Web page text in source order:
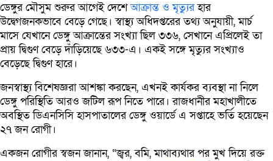
ডেঙ্গুর মৌসুম শুরুর আগেই দেশেআক্রান্ত ও মৃত্যুরহার
উদ্বেগজনকভাবে বেড়ে গেছে। স্বাস্থ্য অধিদপ্তরের তথ্য অনুযায়ী, মার্চ
মাসে যেখানে ডেঙ্গু আক্রান্তের সংখ্যা ছিল ৩৩৬, সেখানে এপ্রিলেই তা
প্রায় দ্বিগুণ বেড়ে দাঁড়িয়েছে ৬৩৩-এ। একই সঙ্গে মৃত্যুর সংখ্যাও
বেড়েছে দ্বিগুণ হারে।
জনস্বাস্থ্য বিশেষজ্ঞরা আশঙ্কা করছেন, এখনই কার্যকর ব্যবস্থা না নিলে
ডেঙ্গু পরিস্থিতি আরও জটিল রূপ নিতে পারে। রাজধানীর মহাখালীতে
অবস্থিত ডিএনসিসি হাসপাতালের ডেঙ্গু ওয়ার্ডে এ সপ্তাহে ভর্তি হয়েছেন
২৭ জন রোগী।
একজন রোগীর স্বজন জানান, “জ্বর, বমি, মাথাব্যথার পর মুখ দিয়ে রক্ত